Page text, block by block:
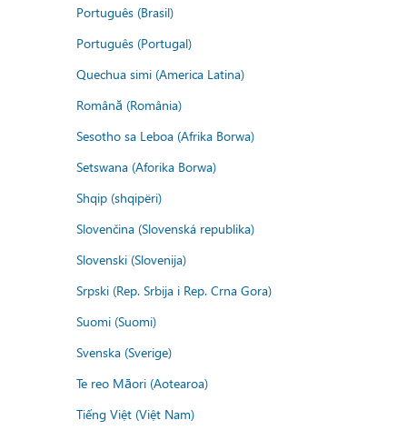
Português (Brasil)
Português (Portugal)
Quechua simi (America Latina)
Română (România)
Sesotho sa Leboa (Afrika Borwa)
Setswana (Aforika Borwa)
Shqip (shqipëri)
Slovenčina (Slovenská republika)
Slovenski (Slovenija)
Srpski (Rep. Srbija i Rep. Crna Gora)
Suomi (Suomi)
Svenska (Sverige)
Te reo Māori (Aotearoa)
Tiếng Việt (Việt Nam)